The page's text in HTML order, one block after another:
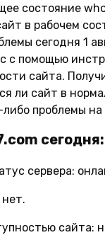
состояние
в рабочем
сегодня 1
с помощью
сайта.
ли сайт в
либо проблемы
сегодня:
сервера:
сайта: